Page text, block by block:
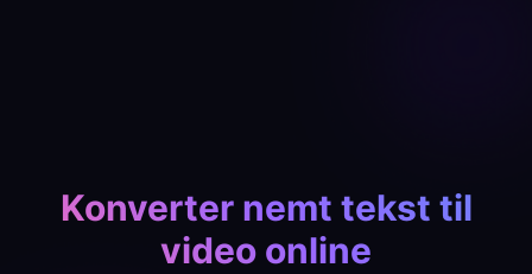
Konverter nemt tekst til
video online